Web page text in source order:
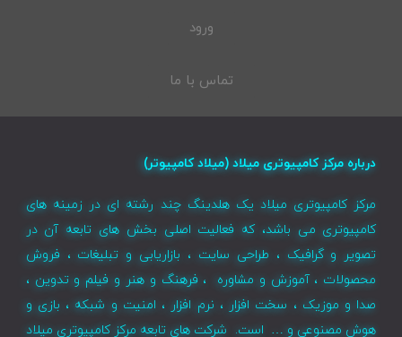
ورود
تماس با ما
درباره مرکز کامپیوتری میلاد (میلاد کامپیوتر)
مرکز کامپیوتری میلاد یک هلدینگ چند رشته ای در زمینه های
کامپیوتری می باشد، که فعالیت اصلی بخش های تابعه آن در
تصویر و گرافیک ، طراحی سایت ، بازاریابی و تبلیغات ، فروش
محصولات ، آموزش و مشاوره ، فرهنگ و هنر و فیلم و تدوین ،
صدا و موزیک ، سخت افزار ، نرم افزار ، امنیت و شبکه ، بازی و
هوش مصنوعی و … است. شرکت های تابعه مرکز کامپیوتری میلاد